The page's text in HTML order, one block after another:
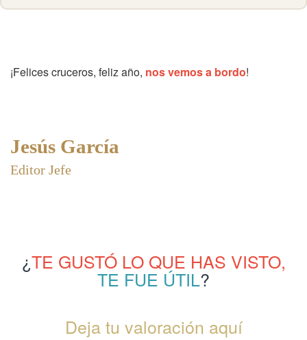
¡Felices cruceros, feliz año, nos vemos a bordo!
Jesús García
Editor Jefe
¿TE GUSTÓ LO QUE HAS VISTO,
TE FUE ÚTIL?
Deja tu valoración aquí